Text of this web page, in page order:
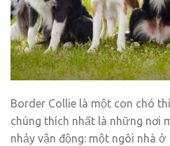
Border Collie là một con chó
chúng thích nhất là những nơi
nhảy vận động: một ngôi nhà